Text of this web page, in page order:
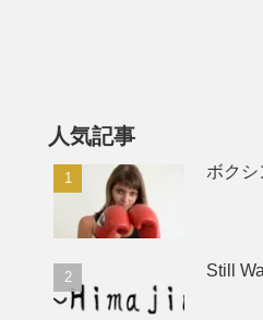
人気記事
ボクシ
Still